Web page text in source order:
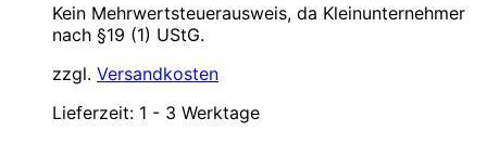
Kein Mehrwertsteuerausweis, da Kleinunternehmer
nach §19 (1) UStG.
zzgl. Versandkosten
Lieferzeit: 1 - 3 Werktage